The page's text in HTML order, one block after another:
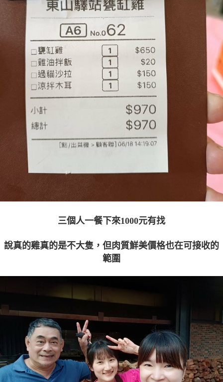
三個人一餐下來1000元有找
說真的雞真的是不大隻，但肉質鮮美價格也在可接收的
範圍